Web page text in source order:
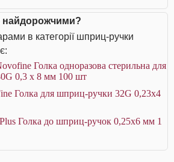
найдорожчими?
в категорії шприц-ручки
Голка одноразова стерильна для
0,3 х 8 мм 100 шт
Голка для шприц-ручки 32G 0,23х4
Голка до шприц-ручок 0,25х6 мм 1